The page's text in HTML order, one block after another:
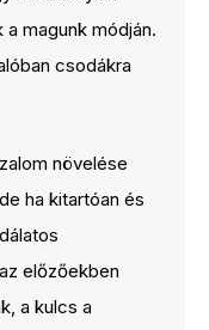
magunk módján.
csodákra
növelése
ha kitartóan és
előzőekben
a kulcs a